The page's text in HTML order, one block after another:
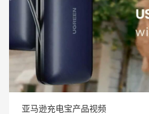
亚马逊充电宝产品视频
亚马逊充电宝产品视频